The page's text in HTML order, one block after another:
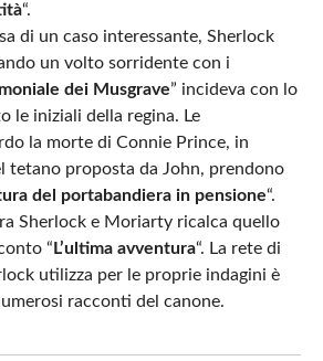
“.
di un caso interessante, Sherlock
un volto sorridente con i
dei Musgrave” incideva con lo
le iniziali della regina. Le
la morte di Connie Prince, in
tetano proposta da John, prendono
del portabandiera in pensione“.
Sherlock e Moriarty ricalca quello
“ L’ultima avventura“. La rete di
utilizza per le proprie indagini è
racconti del canone.